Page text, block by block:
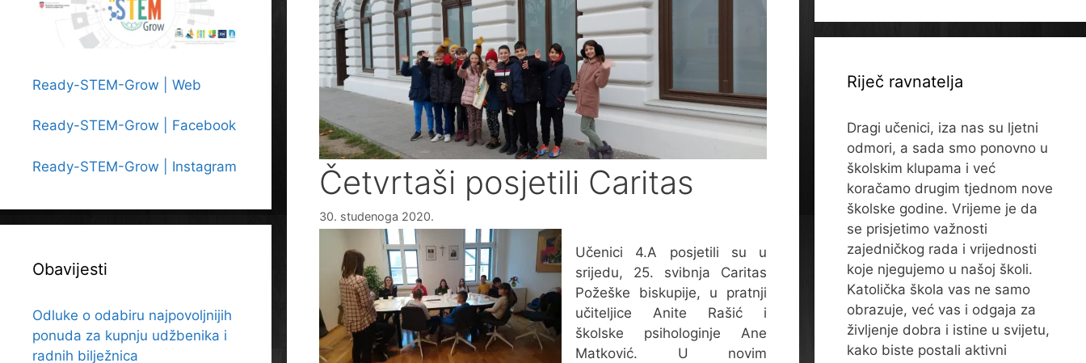
Četvrtaši posjetili Caritas
30. studenoga 2020.
Učenici 4.A posjetili su u
srijedu, 25. svibnja Caritas
Požeške biskupije, u pratnji
učiteljice Anite Rašić i
školske psihologinje Ane
Matković. U novim
Ready-STEM-Grow | Web
Ready-STEM-Grow | Facebook
Ready-STEM-Grow | Instagram
Obavijesti
Odluke o odabiru najpovoljnijih
ponuda za kupnju udžbenika i
radnih bilježnica
Riječ ravnatelja
Dragi učenici, iza nas su ljetni
odmori, a sada smo ponovno u
školskim klupama i već
koračamo drugim tjednom nove
školske godine. Vrijeme je da
se prisjetimo važnosti
zajedničkog rada i vrijednosti
koje njegujemo u našoj školi.
Katolička škola vas ne samo
obrazuje, već vas i odgaja za
življenje dobra i istine u svijetu,
kako biste postali aktivni